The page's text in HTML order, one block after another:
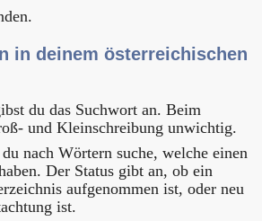
in deinem österreichischen
du das Suchwort an. Beim
und Kleinschreibung unwichtig.
nach Wörtern suche, welche einen
Der Status gibt an, ob ein
aufgenommen ist, oder neu
ist.